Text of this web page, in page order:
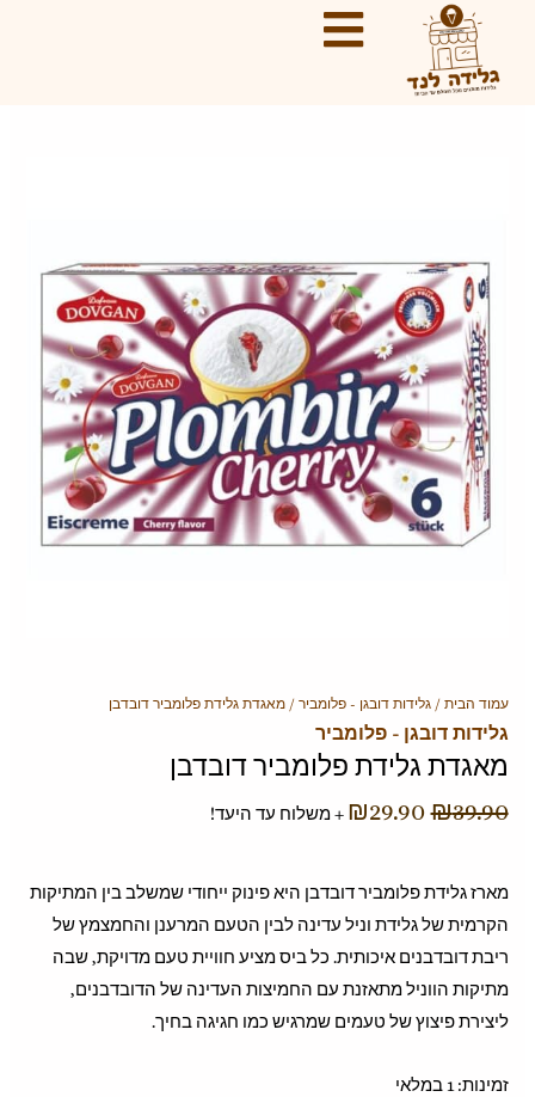
Sale!
עמוד הבית /גלידות דובגן - פלומביר / מאגדת גלידת פלומביר דובדבן
גלידות דובגן - פלומביר
מאגדת גלידת פלומביר דובדבן
₪39.90
המחיר
המקורי
היה: ₪29.90
המחיר
הנוכחי
הוא:
+ משלוח עד היעד!
מארז גלידת פלומביר דובדבן היא פינוק ייחודי שמשלב בין המתיקות
הקרמית של גלידת וניל עדינה לבין הטעם המרענן והחמצמץ של
ריבת דובדבנים איכותית. כל ביס מציע חוויית טעם מדויקת, שבה
מתיקות הווניל מתאזנת עם החמיצות העדינה של הדובדבנים,
ליצירת פיצוץ של טעמים שמרגיש כמו חגיגה בחיך.
זמינות: 1 במלאי
כמות
של
מאגדת
גלידת